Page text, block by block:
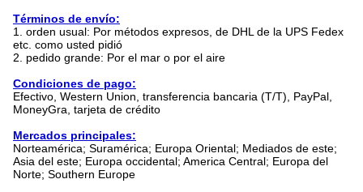
Términos de envío:
1. orden usual: Por métodos expresos, de DHL de la UPS Fedex
etc. como usted pidió
2. pedido grande: Por el mar o por el aire
Condiciones de pago:
Efectivo, Western Union, transferencia bancaria (T/T), PayPal,
MoneyGra, tarjeta de crédito
Mercados principales:
Norteamérica; Suramérica; Europa Oriental; Mediados de este;
Asia del este; Europa occidental; America Central; Europa del
Norte; Southern Europe